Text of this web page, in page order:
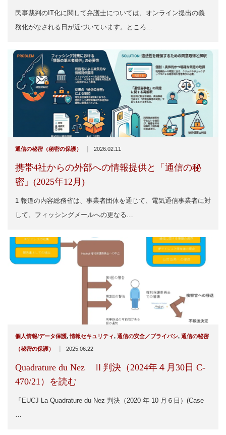
民事裁判のIT化に関して弁護士については、オンライン提出の義
務化がなされる日が近づいています。ところ…
通信の秘密（秘密の保護） | 2026.02.11
携帯4社からの外部への情報提供と「通信の秘
密」(2025年12月)
1 報道の内容総務省は、事業者団体を通じて、電気通信事業者に対
して、フィッシングメールへの更なる…
個人情報/データ保護,情報セキュリティ, 通信の安全／プライバシ, 通信の秘密
（秘密の保護） | 2025.06.22
Quadrature du Nez Ⅱ判決（2024年４月30日 C-
470/21）を読む
「EUCJ La Quadrature du Nez 判決（2020 年 10 月６日）(Case